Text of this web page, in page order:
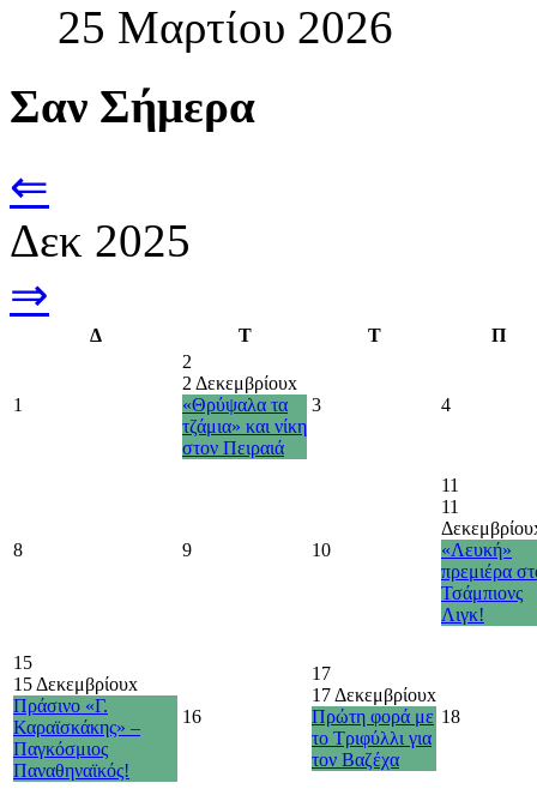
25 Μαρτίου 2026
Σαν Σήμερα
⇐
Δεκ 2025
⇒
Δ Τ Τ Π
1
2
2 Δεκεμβρίουx
«Θρύψαλα τα
τζάμια» και νίκη
στον Πειραιά
3 4
8 9 10
11
11
Δεκεμβρίου
«Λευκή»
πρεμιέρα
Τσάμπιονς
Λιγκ!
15
15 Δεκεμβρίουx
Πράσινο «Γ.
Καραϊσκάκης» –
Παγκόσμιος
Παναθηναϊκός!
16
17
17 Δεκεμβρίουx
Πρώτη φορά με
το Τριφύλλι για
τον Βαζέχα
18